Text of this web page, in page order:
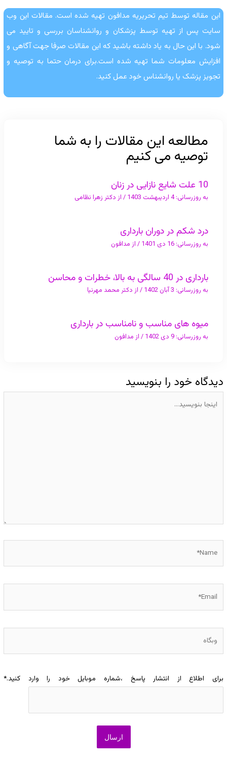
این مقاله توسط تیم تحریریه مدافون تهیه شده است. مقالات این وب
سایت پس از تهیه توسط پزشکان و روانشناسان بررسی و تایید می
شود. با این حال به یاد داشته باشید که این مقالات صرفا جهت آگاهی و
افزایش معلومات شما تهیه شده است.برای درمان حتما به توصیه و
تجویز پزشک یا روانشناس خود عمل کنید.
مطالعه این مقالات را به شما
توصیه می کنیم
10 علت شایع نازایی در زنان
به روزرسانی:4 اردیبهشت 1403 / از دکتر زهرا نظامی
درد شکم در دوران بارداری
به روزرسانی: 16 دی 1401 / از مدافون
بارداری در 40 سالگی به بالا، خطرات و محاسن
به روزرسانی: / از دکتر محمد مهرنیا
میوه های مناسب و نامناسب در بارداری
به روزرسانی: 9 دی 1402 / از مدافون
دیدگاه‌ خود را بنویسید
وبگاه
برای اطلاع از انتشار پاسخ ،شماره موبایل خود را وارد کنید.*